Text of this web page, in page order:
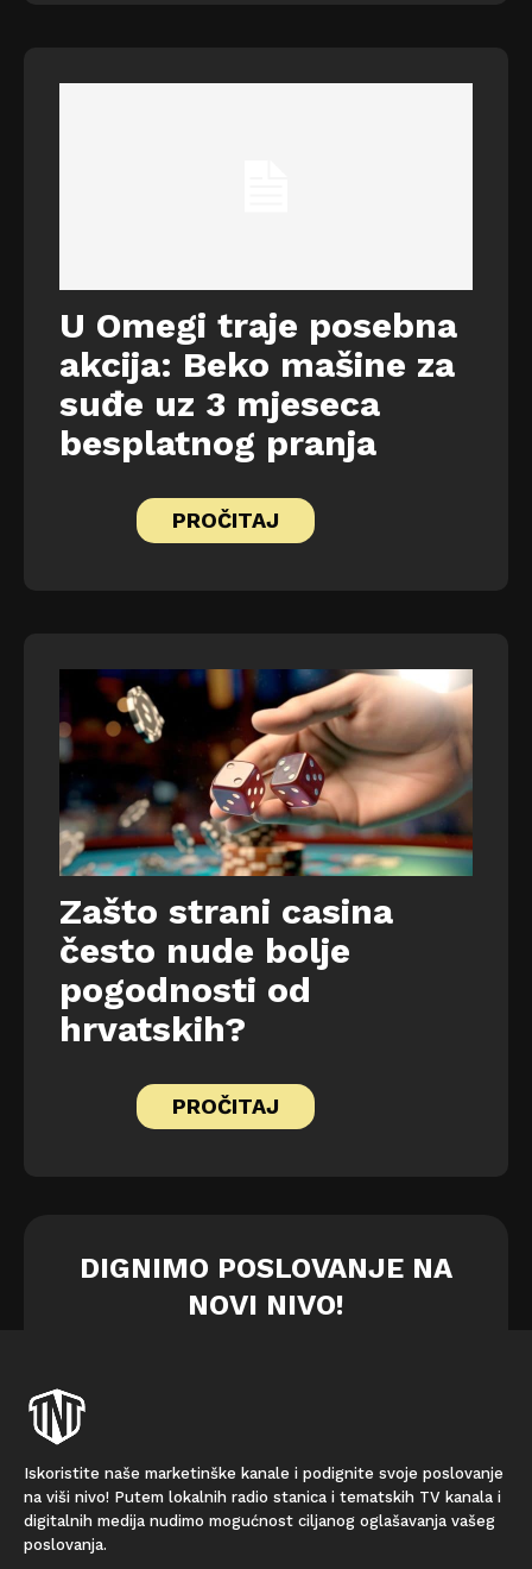
U Omegi traje posebna
akcija: Beko mašine za
suđe uz 3 mjeseca
besplatnog pranja
PROČITAJ
Zašto strani casina
često nude bolje
pogodnosti od
hrvatskih?
PROČITAJ
DIGNIMO POSLOVANJE NA
NOVI NIVO!
Iskoristite naše marketinške kanale i podignite svoje poslovanje
na viši nivo! Putem lokalnih radio stanica i tematskih TV kanala i
digitalnih medija nudimo mogućnost ciljanog oglašavanja vašeg
poslovanja.